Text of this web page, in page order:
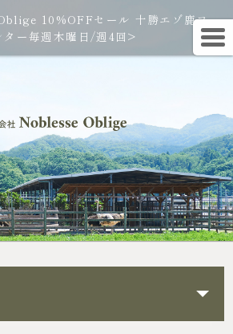
10%OFFセール 十勝エゾ鹿フェ
ター毎週木曜日/週4回>